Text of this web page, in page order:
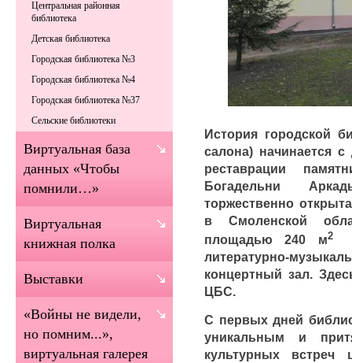
История городской
салона) начинается
реставрации
Богадельни
торжественно
в Смоленской
площадью 240 м
литературно-
концертный зал.
ЦБС.
С первых дней
уникальным и
культурных встреч
Центральная районная
библиотека
Детская библиотека
Городская библиотека №3
Городская библиотека №4
Городская библиотека №37
Сельские библиотеки
Виртуальная база
данных «Чтобы
помнили…»
Виртуальная
книжная полка
Выставки
«Войны не видели,
но помним...»,
виртуальная галерея